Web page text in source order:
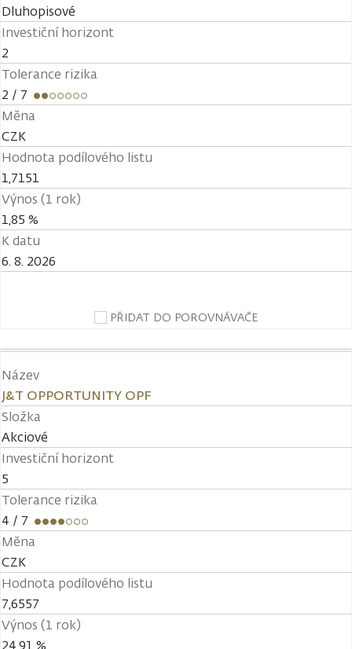
Dluhopisové
Investiční horizont
2
Tolerance rizika
2 / 7
Měna
CZK
Hodnota podílového listu
1,7151
Výnos (1 rok)
1,85 %
K datu
6. 8. 2026
PŘIDAT DO POROVNÁVAČE
Název
J&T OPPORTUNITY OPF
Složka
Akciové
Investiční horizont
5
Tolerance rizika
4 / 7
Měna
CZK
Hodnota podílového listu
7,6557
Výnos (1 rok)
24,91 %